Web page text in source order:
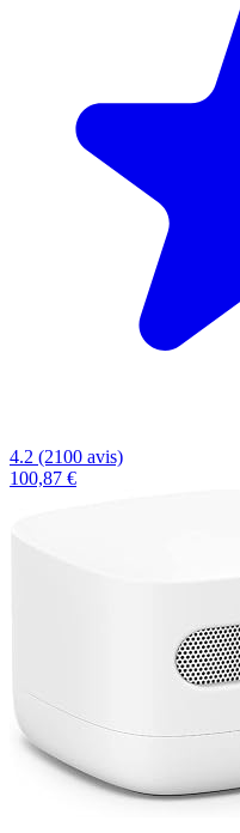
4.2 (2100 avis)
100,87 €